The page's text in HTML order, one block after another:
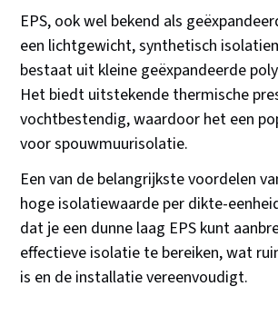
EPS, ook wel bekend als
een lichtgewicht, synthetisch
bestaat uit kleine geëxpandeerde
Het biedt uitstekende thermische
vochtbestendig, waardoor het een
voor spouwmuurisolatie.
Een van de belangrijkste voordelen
hoge isolatiewaarde per dikte-
dat je een dunne laag EPS kunt
effectieve isolatie te bereiken, wat
is en de installatie vereenvoudigt.